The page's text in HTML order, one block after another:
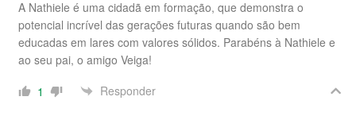
A Nathiele é uma cidadã em formação, que demonstra o
potencial incrível das gerações futuras quando são bem
educadas em lares com valores sólidos. Parabéns à Nathiele e
ao seu pai, o amigo Veiga!
1
Responder